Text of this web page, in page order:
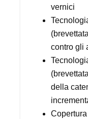
vernici
contro gli
della